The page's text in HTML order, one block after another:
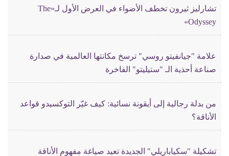
تشارليز ثيرون تخطف الأضواء في العرض الأول لـ«The
Odyssey»
علامة "جيانفيتو روسي" ترسخ مكانتها العالمية في صدارة
صناعة أحذية الـ "ستيليتو" الفاخرة
من بدلة رجالية إلى أيقونة نسائية: كيف غيّر التوكسيدو قواعد
الأناقة؟
تشكيلة "سكياباريلي" الجديدة تعيد صياغة مفهوم الأناقة